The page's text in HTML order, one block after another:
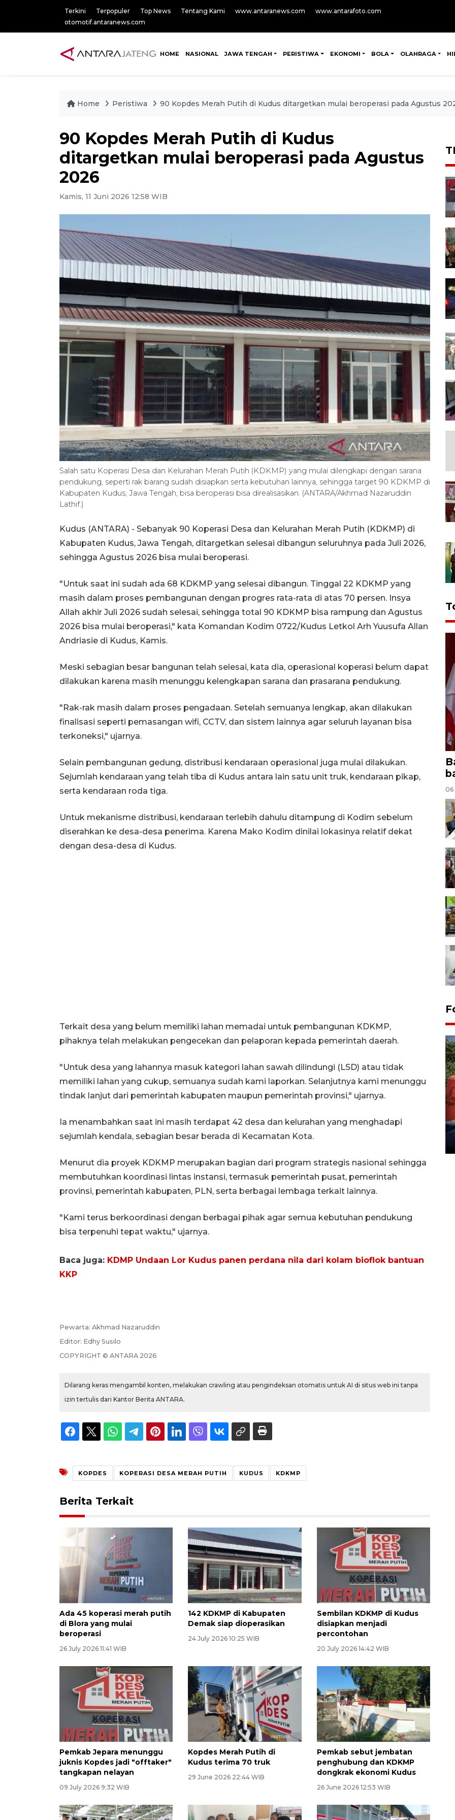
Terkini Terpopuler Top News Tentang Kami www.antaranews.com
www.antarafoto.com
otomotif.antaranews.com
HOME NASIONAL JAWA TENGAH PERISTIWA EKONOMI BOLA OLAHRAGA
Home Peristiwa 90 Kopdes Merah Putih di Kudus ditargetkan mulai beroperasi pada Agustus
90 Kopdes Merah Putih di Kudus
ditargetkan mulai beroperasi pada Agustus
2026
Kamis, 11 Juni 2026 12:58 WIB
Salah satu Koperasi Desa dan Kelurahan Merah Putih (KDKMP) yang mulai dilengkapi dengan sarana
pendukung, seperti rak barang sudah disiapkan serta kebutuhan lainnya, sehingga target 90 KDKMP di
Kabupaten Kudus, Jawa Tengah, bisa beroperasi bisa direalisasikan. (ANTARA/Akhmad Nazaruddin
Lathif.)
Kudus (ANTARA) - Sebanyak 90 Koperasi Desa dan Kelurahan Merah Putih (KDKMP) di
Kabupaten Kudus, Jawa Tengah, ditargetkan selesai dibangun seluruhnya pada Juli 2026,
sehingga Agustus 2026 bisa mulai beroperasi.
"Untuk saat ini sudah ada 68 KDKMP yang selesai dibangun. Tinggal 22 KDKMP yang
masih dalam proses pembangunan dengan progres rata-rata di atas 70 persen. Insya
Allah akhir Juli 2026 sudah selesai, sehingga total 90 KDKMP bisa rampung dan Agustus
2026 bisa mulai beroperasi," kata Komandan Kodim 0722/Kudus Letkol Arh Yuusufa Allan
Andriasie di Kudus, Kamis.
Meski sebagian besar bangunan telah selesai, kata dia, operasional koperasi belum dapat
dilakukan karena masih menunggu kelengkapan sarana dan prasarana pendukung.
"Rak-rak masih dalam proses pengadaan. Setelah semuanya lengkap, akan dilakukan
finalisasi seperti pemasangan wifi, CCTV, dan sistem lainnya agar seluruh layanan bisa
terkoneksi," ujarnya.
Selain pembangunan gedung, distribusi kendaraan operasional juga mulai dilakukan.
Sejumlah kendaraan yang telah tiba di Kudus antara lain satu unit truk, kendaraan pikap,
serta kendaraan roda tiga.
Untuk mekanisme distribusi, kendaraan terlebih dahulu ditampung di Kodim sebelum
diserahkan ke desa-desa penerima. Karena Mako Kodim dinilai lokasinya relatif dekat
dengan desa-desa di Kudus.
Terkait desa yang belum memiliki lahan memadai untuk pembangunan KDKMP,
pihaknya telah melakukan pengecekan dan pelaporan kepada pemerintah daerah.
"Untuk desa yang lahannya masuk kategori lahan sawah dilindungi (LSD) atau tidak
memiliki lahan yang cukup, semuanya sudah kami laporkan. Selanjutnya kami menunggu
tindak lanjut dari pemerintah kabupaten maupun pemerintah provinsi," ujarnya.
Ia menambahkan saat ini masih terdapat 42 desa dan kelurahan yang menghadapi
sejumlah kendala, sebagian besar berada di Kecamatan Kota.
Menurut dia proyek KDKMP merupakan bagian dari program strategis nasional sehingga
membutuhkan koordinasi lintas instansi, termasuk pemerintah pusat, pemerintah
provinsi, pemerintah kabupaten, PLN, serta berbagai lembaga terkait lainnya.
"Kami terus berkoordinasi dengan berbagai pihak agar semua kebutuhan pendukung
bisa terpenuhi tepat waktu," ujarnya.
Baca juga: KDMP Undaan Lor Kudus panen perdana nila dari kolam bioflok bantuan
KKP
Pewarta: Akhmad Nazaruddin
Editor: Edhy Susilo
COPYRIGHT © ANTARA 2026
Dilarang keras mengambil konten, melakukan crawling atau pengindeksan otomatis untuk AI di situs web ini tanpa
izin tertulis dari Kantor Berita ANTARA.
KOPDES KOPERASI DESA MERAH PUTIH KUDUS KDKMP
Berita Terkait
Ada 45 koperasi merah putih
di Blora yang mulai
beroperasi
26 July 2026 11:41 WIB
142 KDKMP di Kabupaten
Demak siap dioperasikan
24 July 2026 10:25 WIB
Sembilan KDKMP di Kudus
disiapkan menjadi
percontohan
20 July 2026 14:42 WIB
Pemkab Jepara menunggu
juknis Kopdes jadi "offtaker"
tangkapan nelayan
09 July 2026 9:32 WIB
Kopdes Merah Putih di
Kudus terima 70 truk
29 June 2026 22:44 WIB
Pemkab sebut jembatan
penghubung dan KDKMP
dongkrak ekonomi Kudus
26 June 2026 12:53 WIB
06
Kemarau memuncak, air
Waduk Delingan Karanganyar
menyusut
27 July 2026 20:07 WIB